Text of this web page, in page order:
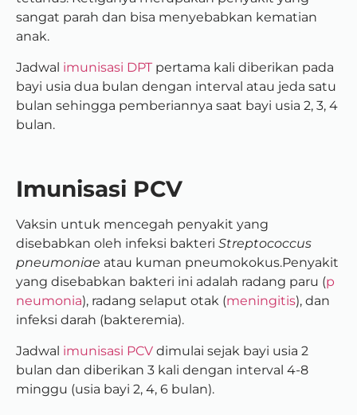
sangat parah dan bisa menyebabkan kematian
anak.
Jadwal imunisasi DPT pertama kali diberikan pada
bayi usia dua bulan dengan interval atau jeda satu
bulan sehingga pemberiannya saat bayi usia 2, 3, 4
bulan.
Imunisasi PCV
Vaksin untuk mencegah penyakit yang
disebabkan oleh infeksi bakteri Streptococcus
pneumoniae atau kuman pneumokokus.Penyakit
yang disebabkan bakteri ini adalah radang paru (p
neumonia), radang selaput otak (meningitis), dan
infeksi darah (bakteremia).
Jadwal imunisasi PCV dimulai sejak bayi usia 2
bulan dan diberikan 3 kali dengan interval 4-8
minggu (usia bayi 2, 4, 6 bulan).